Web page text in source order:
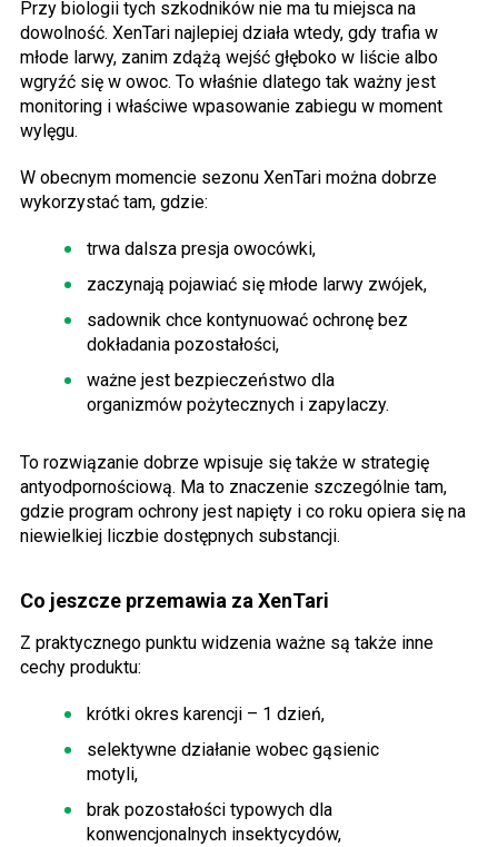
Przy biologii tych szkodników nie ma tu miejsca na
dowolność. XenTari najlepiej działa wtedy, gdy trafia w
młode larwy, zanim zdążą wejść głęboko w liście albo
wgryźć się w owoc. To właśnie dlatego tak ważny jest
monitoring i właściwe wpasowanie zabiegu w moment
wylęgu.
W obecnym momencie sezonu XenTari można dobrze
wykorzystać tam, gdzie:
trwa dalsza presja owocówki,
zaczynają pojawiać się młode larwy zwójek,
sadownik chce kontynuować ochronę bez
dokładania pozostałości,
ważne jest bezpieczeństwo dla
organizmów pożytecznych i zapylaczy.
To rozwiązanie dobrze wpisuje się także w strategię
antyodpornościową. Ma to znaczenie szczególnie tam,
gdzie program ochrony jest napięty i co roku opiera się na
niewielkiej liczbie dostępnych substancji.
Co jeszcze przemawia za XenTari
Z praktycznego punktu widzenia ważne są także inne
cechy produktu:
krótki okres karencji – 1 dzień,
selektywne działanie wobec gąsienic
motyli,
brak pozostałości typowych dla
konwencjonalnych insektycydów,